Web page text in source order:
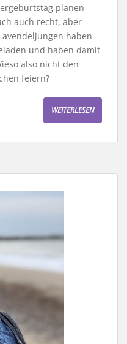
planen
auch recht, aber
haben
und haben damit
also nicht den
feiern?
WEITERLESEN